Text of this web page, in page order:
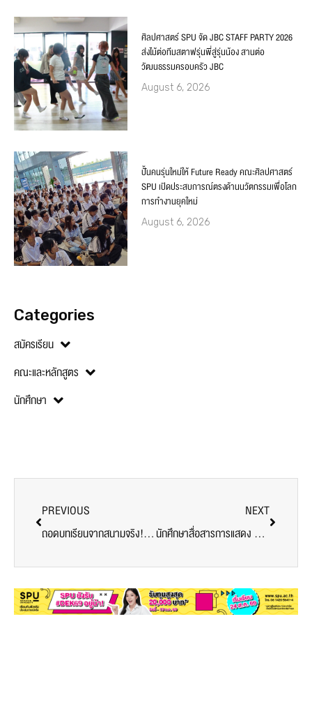
ศิลปศาสตร์ SPU จัด JBC STAFF PARTY 2026
ส่งไม้ต่อทีมสตาฟรุ่นพี่สู่รุ่นน้อง สานต่อ
วัฒนธรรมครอบครัว JBC
August 6, 2026
ปั้นคนรุ่นใหม่ให้ Future Ready คณะศิลปศาสตร์
SPU เปิดประสบการณ์ตรงด้านนวัตกรรมเพื่อโลก
การทำงานยุคใหม่
August 6, 2026
Categories
สมัครเรียน
คณะและหลักสูตร
นักศึกษา
PREVIOUS
ถอดบทเรียนจากสนามจริง! การจัดการความปลอดภัยการบิน SPU เปิดโลกการเรียนรู้ระบบปฏิบัติการการบิน ณ ท่าอากาศยานดอนเมือง
NEXT
นักศึกษาสื่อสารการแสดง SPU “เอฟโฟร์ พีรวิชญ์” ร่วมซีรีส์ “Love of Silom” บน WeTV ตอกย้ำคุณภาพนักแสดงมืออาชีพ